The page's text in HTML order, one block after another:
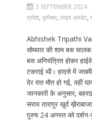
3 SEPTEMBER 2024
प्रदेश, पूर्वांचल, लाइव अपडेट,
Abhishek Tripathi
सोमवार की शाम बस
बस अनियंत्रित होकर
टकराई थी। हादसे में
देर रात मौत हो गई, वहीं
जानकारी के अनुसार,
सराय तारापुर खुर्द
पुरुष 24 अगस्त को